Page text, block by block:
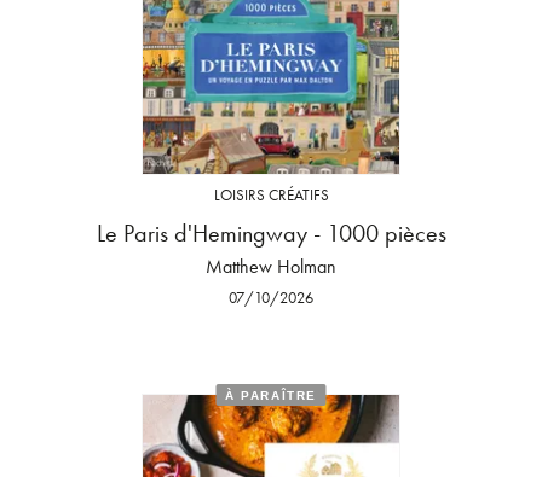
LOISIRS CRÉATIFS
Le Paris d'Hemingway - 1000 pièces
Matthew Holman
07/10/2026
À PARAÎTRE